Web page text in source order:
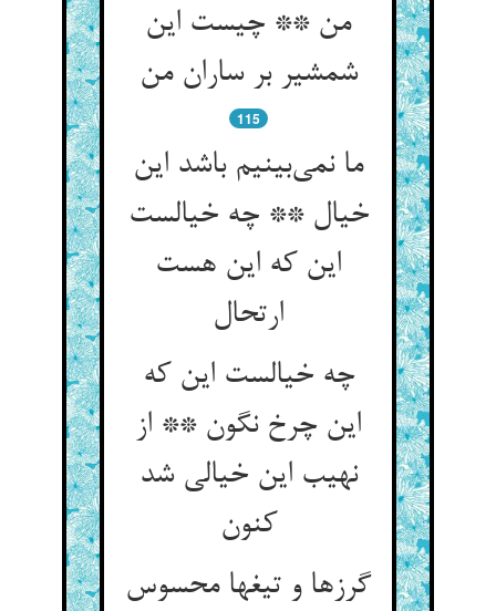
من ** چیست این
شمشیر بر ساران من
115
ما نمی‌بینیم باشد این
خیال ** چه خیالست
این که این هست
ارتحال
چه خیالست این که
این چرخ نگون ** از
نهیب این خیالی شد
کنون
گرزها و تیغها محسوس